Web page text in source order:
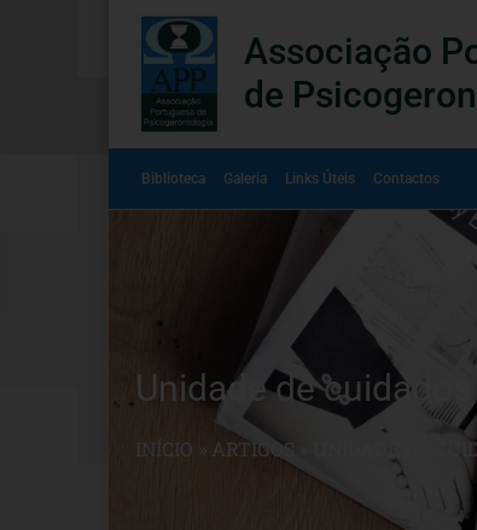
Associação
de
Biblioteca Galeria Links Úteis Contactos
Unidade de
INÍCIO » ARTIGOS UNIDADE DE